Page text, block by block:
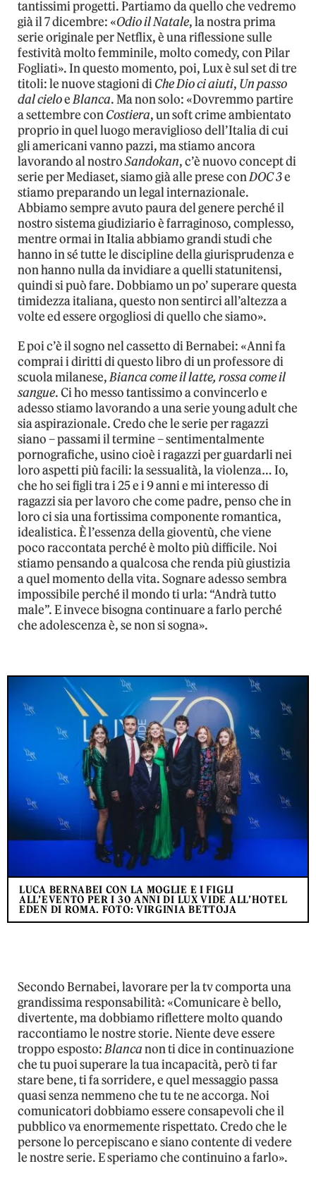
tantissimi progetti. Partiamo da quello che vedremo
già il 7 dicembre: «Odio il Natale, la nostra prima
serie originale per Netflix, è una riflessione sulle
festività molto femminile, molto comedy, con Pilar
Fogliati». In questo momento, poi, Lux è sul set di tre
titoli: le nuove stagioni diChe Dio ci aiuti, Un passo
dal cieloeBlanca. Ma non solo: «Dovremmo partire
a settembre conCostiera, un soft crime ambientato
proprio in quel luogo meraviglioso dell’Italia di cui
gli americani vanno pazzi, ma stiamo ancora
lavorando al nostroSandokan, c’è nuovo concept di
serie per Mediaset, siamo già alle prese conDOC 3e
stiamo preparando un legal internazionale.
Abbiamo sempre avuto paura del genere perché il
nostro sistema giudiziario è farraginoso, complesso,
mentre ormai in Italia abbiamo grandi studi che
hanno in sé tutte le discipline della giurisprudenza e
non hanno nulla da invidiare a quelli statunitensi,
quindi si può fare. Dobbiamo un po’ superare questa
timidezza italiana, questo non sentirci all’altezza a
volte ed essere orgogliosi di quello che siamo».
E poi c’è il sogno nel cassetto di Bernabei: «Anni fa
comprai i diritti di questo libro di un professore di
scuola milanese,Bianca come il latte, rossa come il
sangue. Ci ho messo tantissimo a convincerlo e
adesso stiamo lavorando a una serie young adult che
sia aspirazionale. Credo che le serie per ragazzi
siano – passami il termine – sentimentalmente
pornografiche, usino cioè i ragazzi per guardarli nei
loro aspetti più facili: la sessualità, la violenza… Io,
che ho sei figli tra i 25 e i 9 anni e mi interesso di
ragazzi sia per lavoro che come padre, penso che in
loro ci sia una fortissima componente romantica,
idealistica. È l’essenza della gioventù, che viene
poco raccontata perché è molto più difficile. Noi
stiamo pensando a qualcosa che renda più giustizia
a quel momento della vita. Sognare adesso sembra
impossibile perché il mondo ti urla: “Andrà tutto
male”. E invece bisogna continuare a farlo perché
che adolescenza è, se non si sogna».
LUCA BERNABEI CON LA MOGLIE E I FIGLI
ALL’EVENTO PER I 30 ANNI DI LUX VIDE ALL’HOTEL
EDEN DI ROMA. FOTO: VIRGINIA BETTOJA
Secondo Bernabei, lavorare per la tv comporta una
grandissima responsabilità: «Comunicare è bello,
divertente, ma dobbiamo riflettere molto quando
raccontiamo le nostre storie. Niente deve essere
troppo esposto:Blancanon ti dice in continuazione
che tu puoi superare la tua incapacità, però ti far
stare bene, ti fa sorridere, e quel messaggio passa
quasi senza nemmeno che tu te ne accorga. Noi
comunicatori dobbiamo essere consapevoli che il
pubblico va enormemente rispettato. Credo che le
persone lo percepiscano e siano contente di vedere
le nostre serie. E speriamo che continuino a farlo».